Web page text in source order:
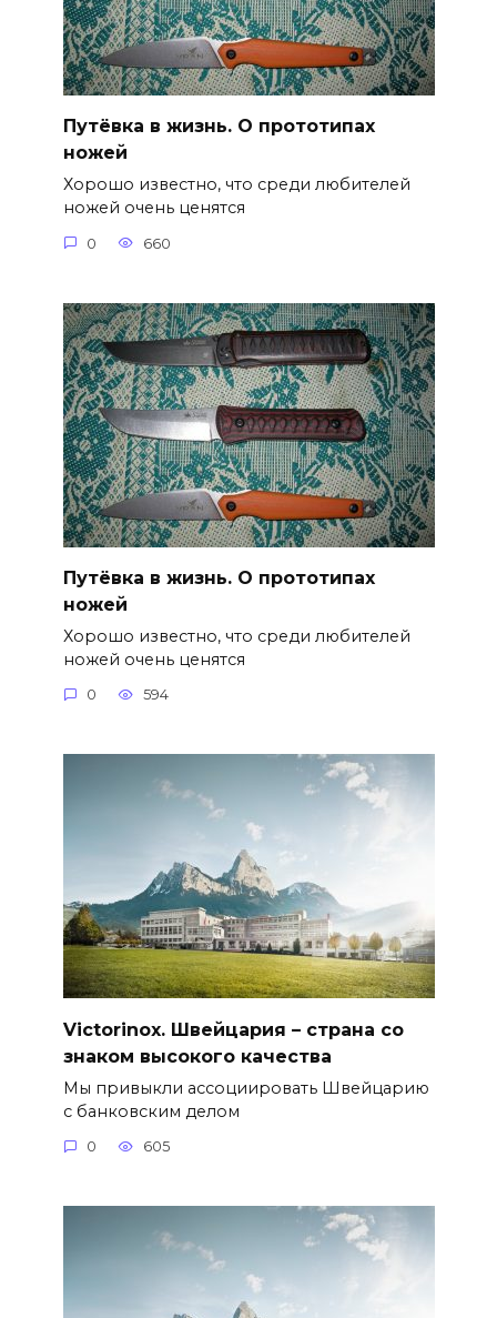
Путёвка в жизнь. О прототипах
ножей
Хорошо известно, что среди любителей
ножей очень ценятся
0 660
Путёвка в жизнь. О прототипах
ножей
Хорошо известно, что среди любителей
ножей очень ценятся
0 594
Victorinox. Швейцария – страна со
знаком высокого качества
Мы привыкли ассоциировать Швейцарию
с банковским делом
0 605